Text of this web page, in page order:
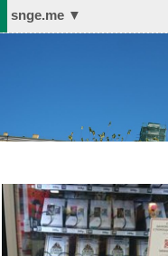
snge.me ▼